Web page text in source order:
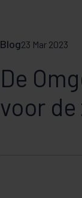
Blog23 Mar 2023
De
voor